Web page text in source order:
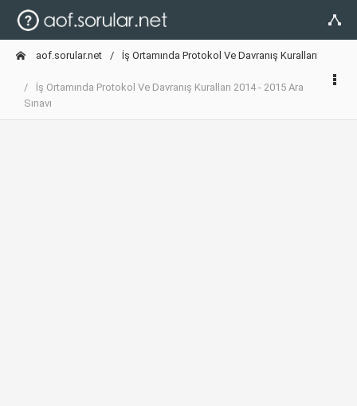
aof.sorular.net İş Ortamında Protokol Ve Davranış Kuralları
İş Ortamında Protokol Ve Davranış Kuralları 2014 - 2015 Ara
Sınavı